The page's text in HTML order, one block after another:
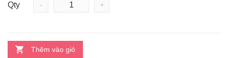
Qty - +
Thêm vào giỏ